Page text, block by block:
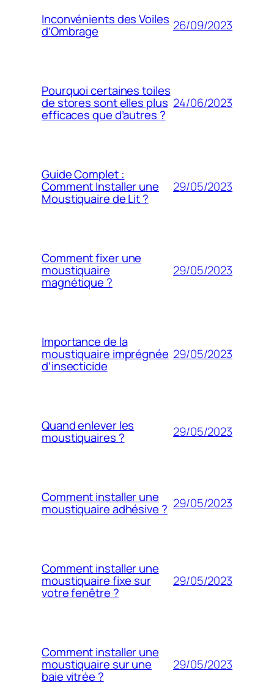
Inconvénients des Voiles
d’Ombrage 26/09/2023
Pourquoi certaines toiles
de stores sont elles plus
efficaces que d’autres ?
24/06/2023
Guide Complet :
Comment Installer une
Moustiquaire de Lit ?
29/05/2023
Comment fixer une
moustiquaire
magnétique ?
29/05/2023
Importance de la
moustiquaire imprégnée
d’insecticide
29/05/2023
Quand enlever les
moustiquaires ? 29/05/2023
Comment installer une
moustiquaire adhésive ? 29/05/2023
Comment installer une
moustiquaire fixe sur
votre fenêtre ?
29/05/2023
Comment installer une
moustiquaire sur une
baie vitrée ?
29/05/2023